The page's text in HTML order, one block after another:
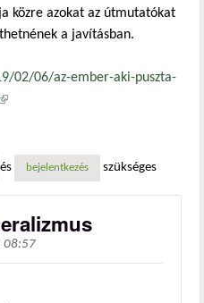
közre azokat az útmutatókat
a javításban.
02/06/az-ember-aki-puszta-
(külső hivatkozás)
és bejelentkezés szükséges
08:57